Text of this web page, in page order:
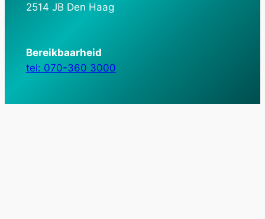
2514 JB Den Haag
Bereikbaarheid
tel: 070-360 3000